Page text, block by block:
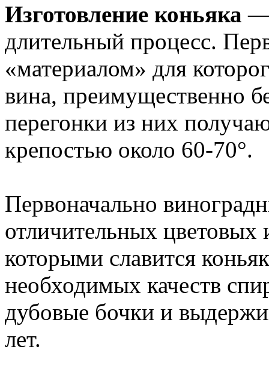
Изготовление коньяка —
длительный процесс.
«материалом» для
вина, преимущественно
перегонки из них
крепостью около 60-70°.
Первоначально
отличительных цветовых
которыми славится
необходимых качеств
дубовые бочки и
лет.